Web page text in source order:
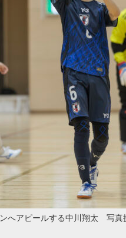
へアピールする中川翔太 写